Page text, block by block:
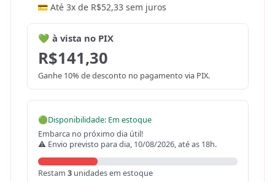
💳 Até 3x de R$52,33 sem juros
💚 à vista no PIX
R$141,30
Ganhe 10% de desconto no pagamento via PIX.
🟢Disponibilidade: Em estoque
Embarca no próximo dia útil!
⚠ Envio previsto para dia, 10/08/2026, até as 18h.
Restam 3unidades em estoque